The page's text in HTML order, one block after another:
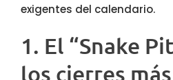
exigentes del calendario.
1. El “Snake
los cierres